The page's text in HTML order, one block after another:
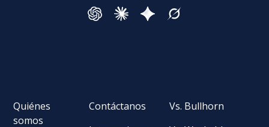
Quiénes
somos
Contáctanos
Vs. Bullhorn